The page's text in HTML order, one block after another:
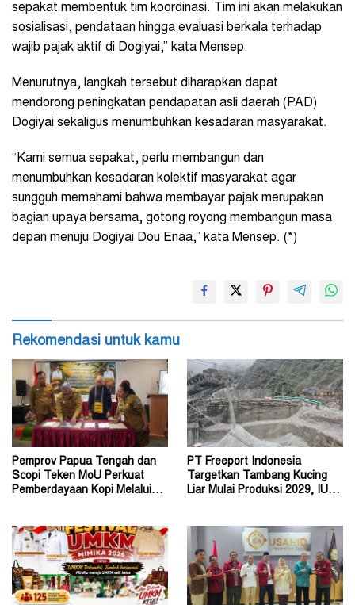
sepakat membentuk tim koordinasi. Tim ini akan melakukan
sosialisasi, pendataan hingga evaluasi berkala terhadap
wajib pajak aktif di Dogiyai,” kata Mensep.
Menurutnya, langkah tersebut diharapkan dapat
mendorong peningkatan pendapatan asli daerah (PAD)
Dogiyai sekaligus menumbuhkan kesadaran masyarakat.
“Kami semua sepakat, perlu membangun dan
menumbuhkan kesadaran kolektif masyarakat agar
sungguh memahami bahwa membayar pajak merupakan
bagian upaya bersama, gotong royong membangun masa
depan menuju Dogiyai Dou Enaa,” kata Mensep. (*)
Rekomendasi untuk kamu
Pemprov Papua Tengah dan
Scopi Teken MoU Perkuat
Pemberdayaan Kopi Melalui
PT Freeport Indonesia
Targetkan Tambang Kucing
Liar Mulai Produksi 2029, IUPK